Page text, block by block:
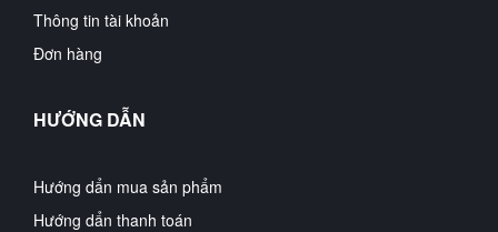
Thông tin tài khoản
Đơn hàng
HƯỚNG DẪN
Hướng dẩn mua sản phẩm
Hướng dẩn thanh toán